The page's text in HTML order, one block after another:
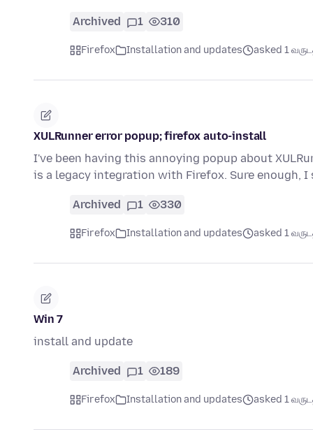
Archived 1 310
Firefox Installation and updates asked 1
XULRunner error popup; firefox auto-install
I've been having this annoying popup about
is a legacy integration with Firefox. Sure enough, I
Archived 1 330
Firefox Installation and updates asked 1
Win 7
install and update
Archived 1 189
Firefox Installation and updates asked 1